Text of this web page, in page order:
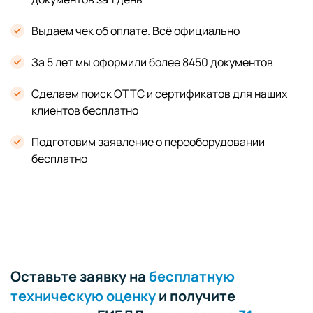
Выдаем чек об оплате. Всё официально
За 5 лет мы оформили более 8450 документов
Сделаем поиск ОТТС и сертификатов для наших
клиентов бесплатно
Подготовим заявление о переоборудовании
бесплатно
Оставьте заявку набесплатную
техническую оценкуи получите